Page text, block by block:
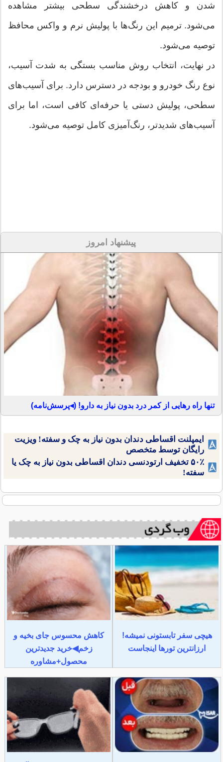
شدن و کاهش درخشندگی سطحی بیشتر مشاهده
می‌شود. ترمیم این رنگ‌ها با پولیش نرم و واکس محافظ
توصیه می‌شود.
در نهایت، انتخاب روش مناسب بستگی به شدت آسیب،
نوع رنگ خودرو و بودجه در دسترس دارد. برای آسیب‌های
سطحی، پولیش دستی یا حرفه‌ای کافی است، اما برای
آسیب‌های شدیدتر، رنگ‌آمیزی کامل توصیه می‌شود.
پیشنهاد امروز
تنها راه رهایی از کمر درد بدون نیاز به دارو! (◂پرسش‌نامه)
ایمپلنت اقساطی دندان بدون نیاز به چک و سفته! ویزیت
رایگان توسط متخصص
۵۰٪ تخفیف ارتودنسی دندان اقساطی بدون نیاز به چک یا
سفته!
هیچی سفر تابستونی نمیشه!
ارزانترین تورها اینجاست
کاهش محسوس جای بخیه و
زخم◀خرید جدیدترین
محصول+مشاوره